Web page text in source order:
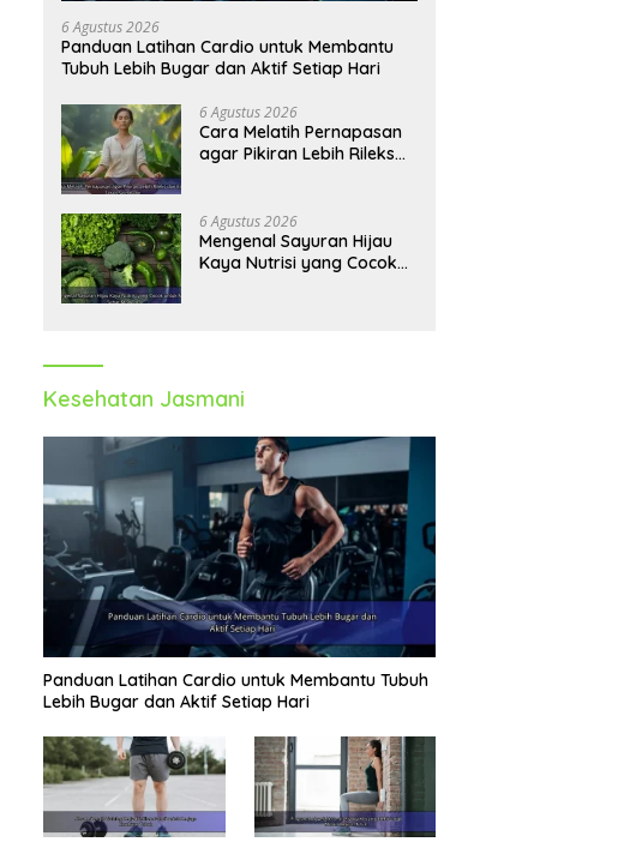
6 Agustus 2026
Panduan Latihan Cardio untuk Membantu
Tubuh Lebih Bugar dan Aktif Setiap Hari
6 Agustus 2026
Cara Melatih Pernapasan
agar Pikiran Lebih Rileks
6 Agustus 2026
Mengenal Sayuran Hijau
Kaya Nutrisi yang Cocok
Kesehatan Jasmani
Panduan Latihan Cardio untuk Membantu Tubuh
Lebih Bugar dan Aktif Setiap Hari